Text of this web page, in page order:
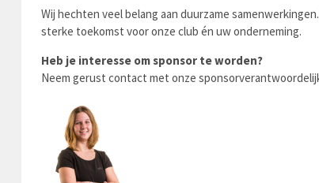
Wij hechten veel belang aan duurzame
sterke toekomst voor onze club én uw onderneming.
Heb je interesse om sponsor te worden?
Neem gerust contact met onze